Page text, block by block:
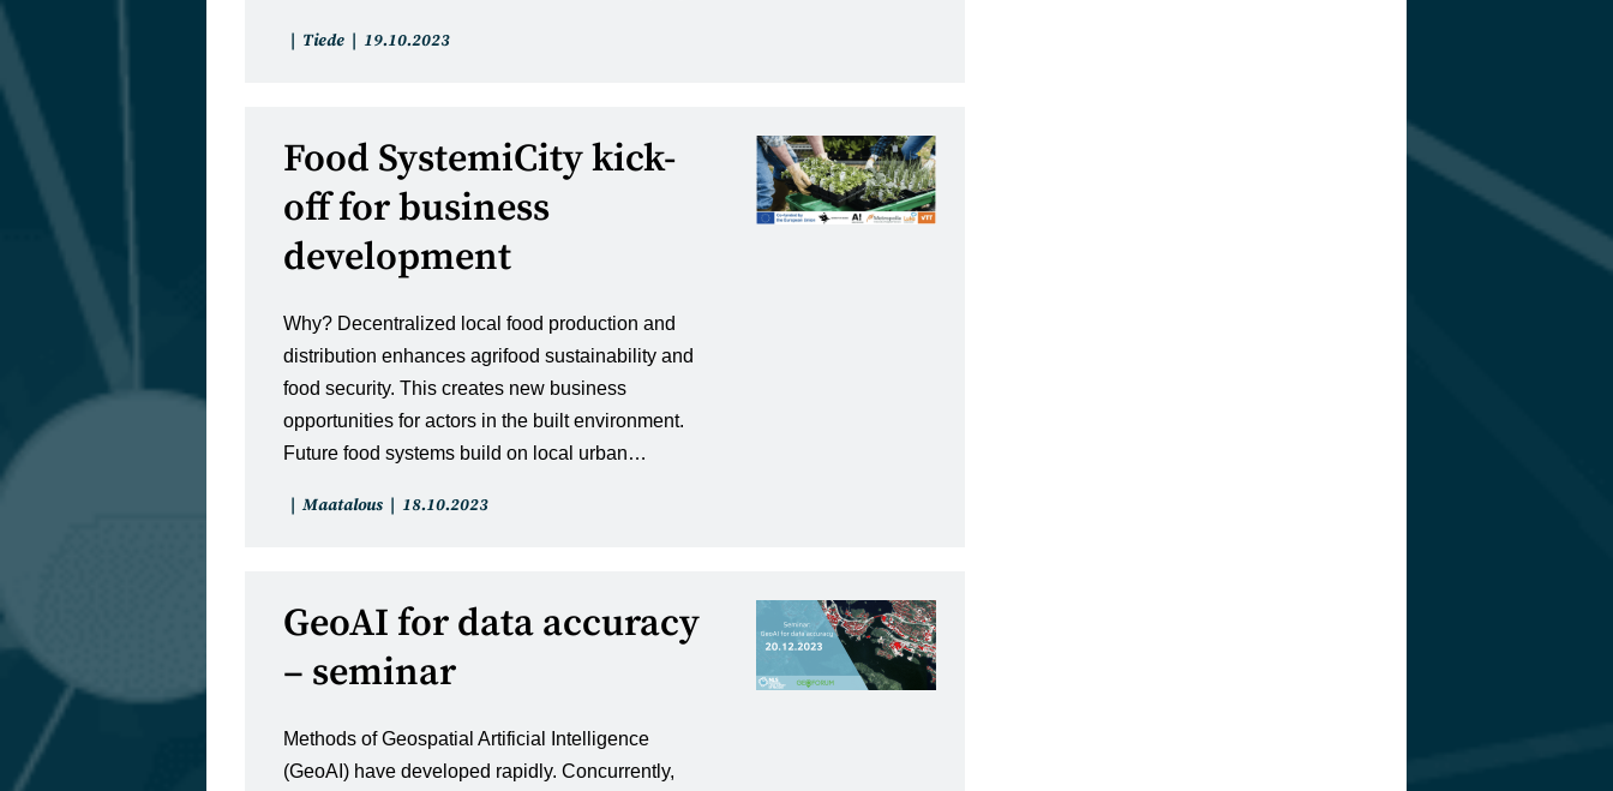
Artikkelin
Tiede
Artikkeli
19.10.2023
Food SystemiCity kick-
off for business
development
Why? Decentralized local food production and
distribution enhances agrifood sustainability and
food security. ​This creates new business
opportunities for actors in the built environment. ​
Future food systems build on local urban…
Artikkelin
Maatalous
Artikkeli
18.10.2023
GeoAI for data accuracy
– seminar
Methods of Geospatial Artificial Intelligence
(GeoAI) have developed rapidly. Concurrently,